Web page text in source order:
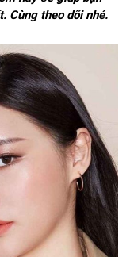
Cùng theo dõi nhé.